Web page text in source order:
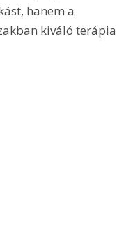
hanem a
kiváló terápia